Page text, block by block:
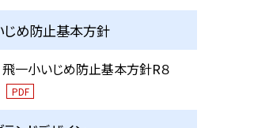
じめ防止基本方針
飛一小いじめ防止基本方針R８
PDF